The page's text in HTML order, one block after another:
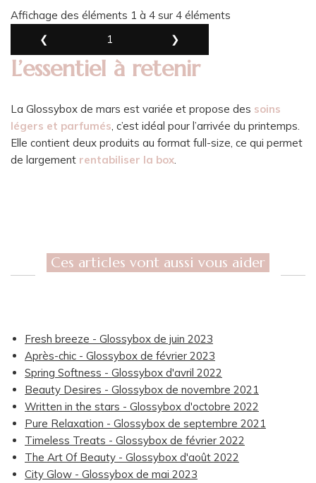
Affichage des éléments 1 à 4 sur 4 éléments
❮
1 ❯
L’essentiel à retenir
La Glossybox de mars est variée et propose des soins
légers et parfumés, c’est idéal pour l’arrivée du printemps.
Elle contient deux produits au format full-size, ce qui permet
de largement rentabiliser la box.
Ces articles vont aussi vous aider
Fresh breeze - Glossybox de juin 2023
Après-chic - Glossybox de février 2023
Spring Softness - Glossybox d'avril 2022
Beauty Desires - Glossybox de novembre 2021
Written in the stars - Glossybox d'octobre 2022
Pure Relaxation - Glossybox de septembre 2021
Timeless Treats - Glossybox de février 2022
The Art Of Beauty - Glossybox d'août 2022
City Glow - Glossybox de mai 2023